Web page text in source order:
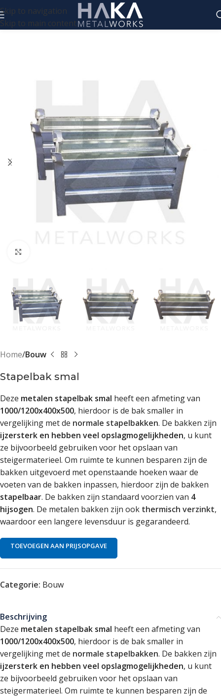
Skip to navigation
Skip to main content
Home Bouw
Stapelbak smal
Deze metalen stapelbak smal heeft een afmeting van
1000/1200x400x500, hierdoor is de bak smaller in
vergelijking met de normale stapelbakken. De bakken zijn
ijzersterk en hebben veel opslagmogelijkheden, u kunt
ze bijvoorbeeld gebruiken voor het opslaan van
steigermaterieel. Om ruimte te kunnen besparen zijn de
bakken uitgevoerd met openstaande hoeken waar de
voeten van de bakken inpassen, hierdoor zijn de bakken
stapelbaar. De bakken zijn standaard voorzien van 4
hijsogen. De metalen bakken zijn ook thermisch verzinkt,
waardoor een langere levensduur is gegarandeerd.
TOEVOEGEN AAN PRIJSOPGAVE
Categorie: Bouw
Beschrijving
Deze metalen stapelbak smal heeft een afmeting van
1000/1200x400x500, hierdoor is de bak smaller in
vergelijking met de normale stapelbakken. De bakken zijn
ijzersterk en hebben veel opslagmogelijkheden, u kunt
ze bijvoorbeeld gebruiken voor het opslaan van
steigermaterieel. Om ruimte te kunnen besparen zijn de